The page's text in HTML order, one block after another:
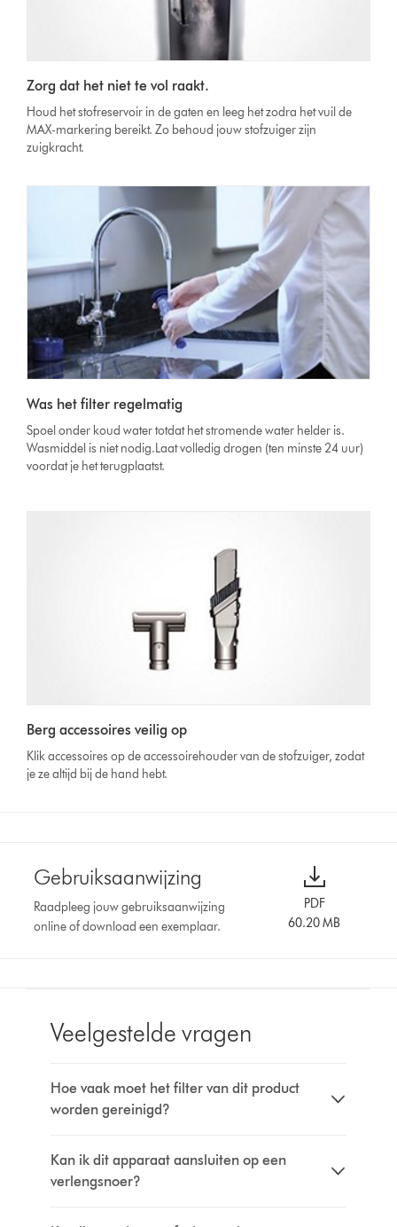
Zorg dat het niet te vol raakt.
Houd het stofreservoir in de gaten en leeg het zodra het vuil de
MAX-markering bereikt. Zo behoud jouw stofzuiger zijn
zuigkracht.
Was het filter regelmatig
Spoel onder koud water totdat het stromende water helder is.
Wasmiddel is niet nodig.Laat volledig drogen (ten minste 24 uur)
voordat je het terugplaatst.
Berg accessoires veilig op
Klik accessoires op de accessoirehouder van de stofzuiger, zodat
je ze altijd bij de hand hebt.
Gebruiksaanwijzing
Raadpleeg jouw gebruiksaanwijzing
online of download een exemplaar.
PDF
60.20 MB
Veelgestelde vragen
Hoe vaak moet het filter van dit product
worden gereinigd?
Kan ik dit apparaat aansluiten op een
verlengsnoer?